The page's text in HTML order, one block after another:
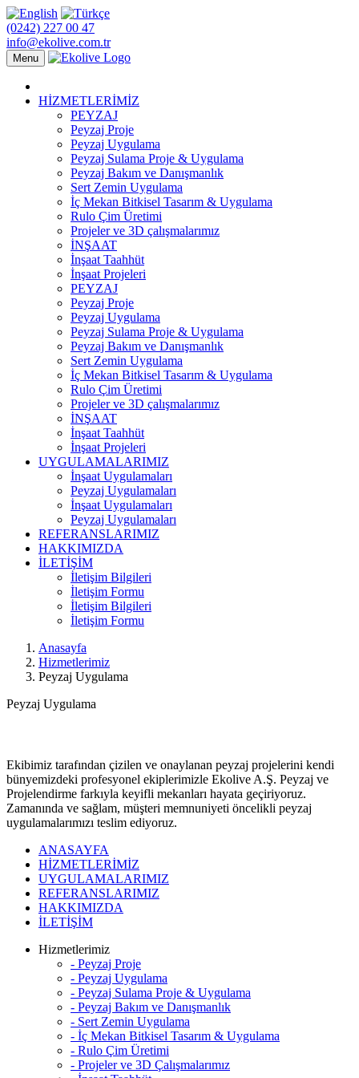
(0242) 227 00 47
info@ekolive.com.tr
Menu
HİZMETLERİMİZ
PEYZAJ
Peyzaj Proje
Peyzaj Uygulama
Peyzaj Sulama Proje & Uygulama
Peyzaj Bakım ve Danışmanlık
Sert Zemin Uygulama
İç Mekan Bitkisel Tasarım & Uygulama
Rulo Çim Üretimi
Projeler ve 3D çalışmalarımız
İNŞAAT
İnşaat Taahhüt
İnşaat Projeleri
PEYZAJ
Peyzaj Proje
Peyzaj Uygulama
Peyzaj Sulama Proje & Uygulama
Peyzaj Bakım ve Danışmanlık
Sert Zemin Uygulama
İç Mekan Bitkisel Tasarım & Uygulama
Rulo Çim Üretimi
Projeler ve 3D çalışmalarımız
İNŞAAT
İnşaat Taahhüt
İnşaat Projeleri
UYGULAMALARIMIZ
İnşaat Uygulamaları
Peyzaj Uygulamaları
İnşaat Uygulamaları
Peyzaj Uygulamaları
REFERANSLARIMIZ
HAKKIMIZDA
İLETİŞİM
İletişim Bilgileri
İletişim Formu
İletişim Bilgileri
İletişim Formu
Anasayfa
Hizmetlerimiz
Peyzaj Uygulama
Peyzaj Uygulama
Ekibimiz tarafından çizilen ve onaylanan peyzaj projelerini kendi
bünyemizdeki profesyonel ekiplerimizle Ekolive A.Ş. Peyzaj ve
Projelendirme farkıyla keyifli mekanları hayata geçiriyoruz.
Zamanında ve sağlam, müşteri memnuniyeti öncelikli peyzaj
uygulamalarımızı teslim ediyoruz.
ANASAYFA
HİZMETLERİMİZ
UYGULAMALARIMIZ
REFERANSLARIMIZ
HAKKIMIZDA
İLETİŞİM
Hizmetlerimiz
- Peyzaj Proje
- Peyzaj Uygulama
- Peyzaj Sulama Proje & Uygulama
- Peyzaj Bakım ve Danışmanlık
- Sert Zemin Uygulama
- İç Mekan Bitkisel Tasarım & Uygulama
- Rulo Çim Üretimi
- Projeler ve 3D Çalışmalarımız